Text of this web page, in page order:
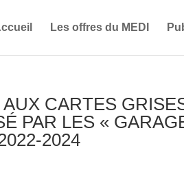
Les offres du MEDI
CARTES
PAR LES «
2024